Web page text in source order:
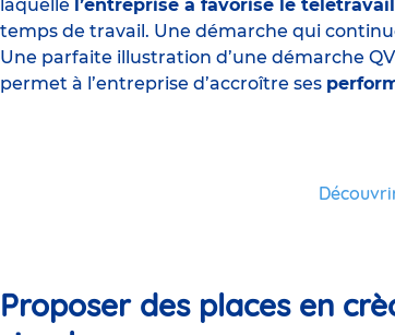
laquelle l’entreprise a favorisé le télétravail
temps de travail. Une démarche qui
Une parfaite illustration d’une démarche
permet à l’entreprise d’accroître ses
Proposer des places en